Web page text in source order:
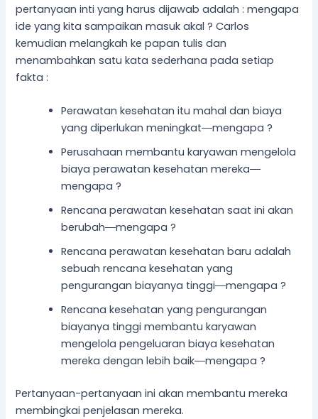
pertanyaan inti yang harus dijawab adalah : mengapa
ide yang kita sampaikan masuk akal ? Carlos
kemudian melangkah ke papan tulis dan
menambahkan satu kata sederhana pada setiap
fakta :
Perawatan kesehatan itu mahal dan biaya
yang diperlukan meningkat―mengapa ?
Perusahaan membantu karyawan mengelola
biaya perawatan kesehatan mereka―
mengapa ?
Rencana perawatan kesehatan saat ini akan
berubah―mengapa ?
Rencana perawatan kesehatan baru adalah
sebuah rencana kesehatan yang
pengurangan biayanya tinggi―mengapa ?
Rencana kesehatan yang pengurangan
biayanya tinggi membantu karyawan
mengelola pengeluaran biaya kesehatan
mereka dengan lebih baik―mengapa ?
Pertanyaan-pertanyaan ini akan membantu mereka
membingkai penjelasan mereka.